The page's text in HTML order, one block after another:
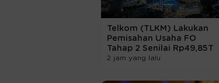
Telkom (TLKM) Lakukan
Pemisahan Usaha FO
Tahap 2 Senilai Rp49,85T
2 jam yang lalu